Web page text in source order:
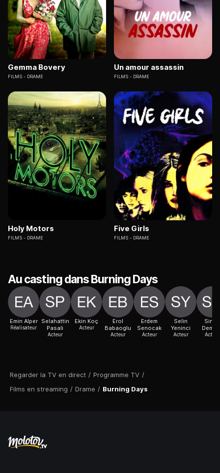
Regarder la TV en direct / Programme TV /
Films en streaming / Drame / Burning Days
Gemma Bovery
FILMS DRAME
Un amour assassin
FILMS DRAME
Holy Motors
FILMS DRAME
Five Girls
FILMS DRAME
Au casting dans Burning Days
Emin Alper
Réalisateur
Selahattin
Pasali
Acteur
Ekin Koç
Acteur
Erol
Babaoglu
Acteur
Erdem
Senocak
Acteur
Selin
Yeninci
Acteur
Sinan
Acteur